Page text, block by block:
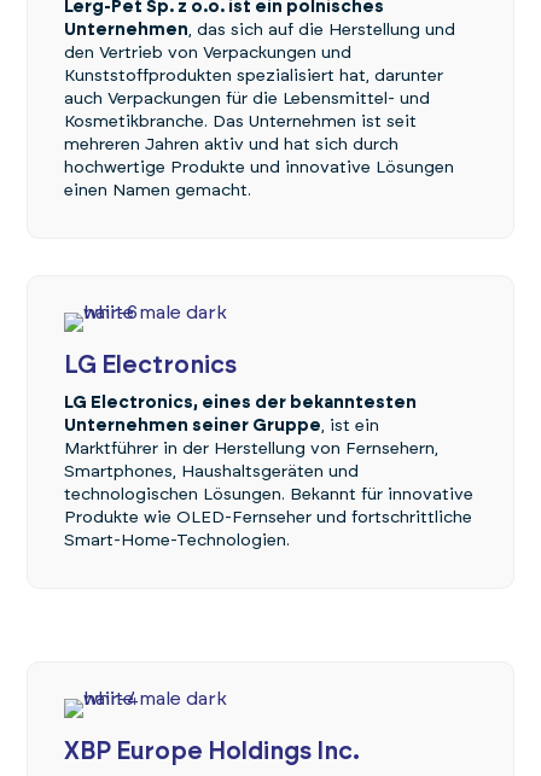
Lerg-Pet Sp. z o.o. ist ein polnisches
Unternehmen, das sich auf die Herstellung und
den Vertrieb von Verpackungen und
Kunststoffprodukten spezialisiert hat, darunter
auch Verpackungen für die Lebensmittel- und
Kosmetikbranche. Das Unternehmen ist seit
mehreren Jahren aktiv und hat sich durch
hochwertige Produkte und innovative Lösungen
einen Namen gemacht.
LG Electronics
LG Electronics, eines der bekanntesten
Unternehmen seiner Gruppe, ist ein
Marktführer in der Herstellung von Fernsehern,
Smartphones, Haushaltsgeräten und
technologischen Lösungen. Bekannt für innovative
Produkte wie OLED-Fernseher und fortschrittliche
Smart-Home-Technologien.
XBP Europe Holdings Inc.